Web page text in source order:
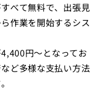
べて無料で、出張見
作業を開始するシス
円〜となってお
ど多様な支払い方法